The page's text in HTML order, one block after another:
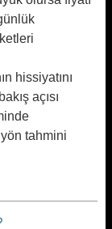
hissiyatını
açısı
tahmini